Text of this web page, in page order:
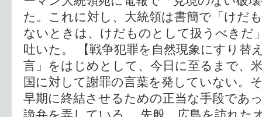
た。これに対し、大統領は書簡で「けだ
ないときは、けだものとして扱うべきだ
吐いた。 【戦争犯罪を自然現象にすり替
言」をはじめとして、今日に至るまで、
国に対して謝罪の言葉を発していない。
早期に終結させるための正当な手段であ
詭弁を弄している。 先般、広島を訪れた